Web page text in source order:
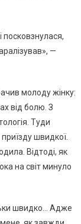
—
молоду жінку:
від болю. З
Туди
швидкої.
Відтоді, як
на світ минуло
швидко… Адже